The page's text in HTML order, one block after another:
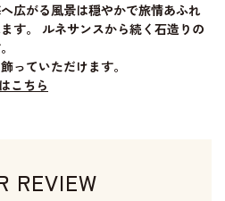
広がる風景は穏やかで旅情あふれ
す。 ルネサンスから続く石造りの
っていただけます。
こちら
REVIEW